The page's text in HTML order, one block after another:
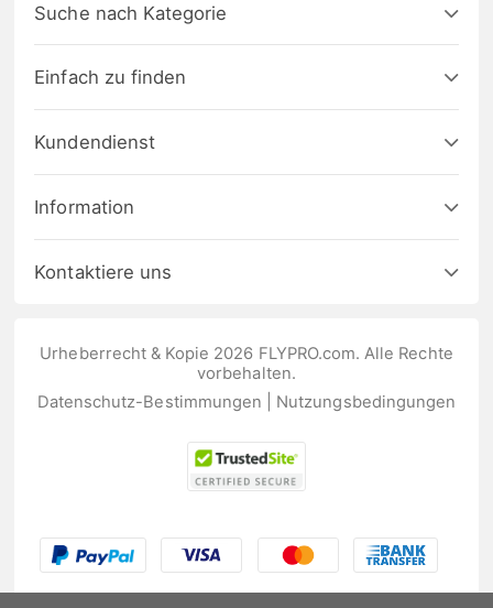
Suche nach Kategorie
Einfach zu finden
Kundendienst
Information
Kontaktiere uns
Urheberrecht & Kopie 2026 FLYPRO.com. Alle Rechte
vorbehalten.
Datenschutz-Bestimmungen
Nutzungsbedingungen